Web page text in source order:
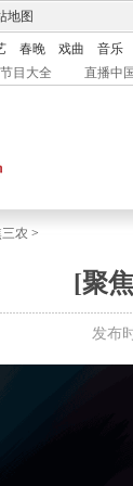
地图
春晚 戏曲 音乐
节目大全 直播中国
农 >
[聚
发布